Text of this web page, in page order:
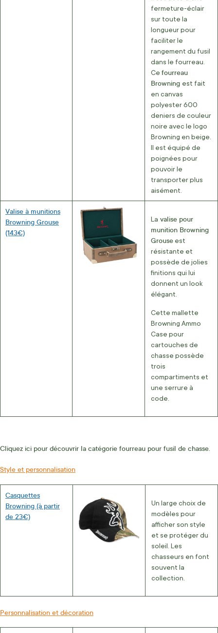
fermeture-éclair
sur toute la
longueur pour
faciliter le
rangement du fusil
dans le fourreau.
Ce fourreau
Browning est fait
en canvas
polyester 600
deniers de couleur
noire avec le logo
Browning en beige.
Il est équipé de
poignées pour
pouvoir le
transporter plus
aisément.
Valise à munitions
Browning Grouse
(143€)
La valise pour
munition Browning
Grouse est
résistante et
possède de jolies
finitions qui lui
donnent un look
élégant.
Cette mallette
Browning Ammo
Case pour
cartouches de
chasse possède
trois
compartiments et
une serrure à
code.
Cliquez ici pour découvrir la catégorie fourreau pour fusil de chasse.
Style et personnalisation
Casquettes
Browning (à partir
de 23€)
Un large choix de
modèles pour
afficher son style
et se protéger du
soleil. Les
chasseurs en font
souvent la
collection.
Personnalisation et décoration